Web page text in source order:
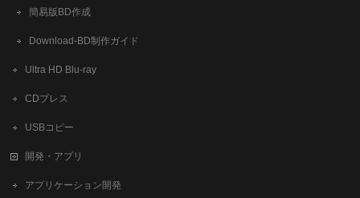
簡易版BD作成
​Download-BD制作ガイド
Ultra HD Blu-ray
CDプレス
USBコピー
開発・アプリ
アプリケーション開発